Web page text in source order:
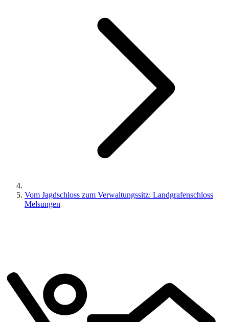
Vom Jagdschloss zum Verwaltungssitz: Landgrafenschloss
Melsungen